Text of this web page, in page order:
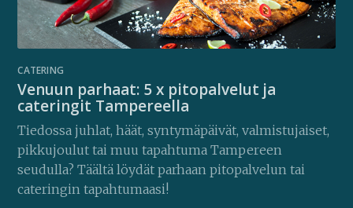
CATERING
Venuun parhaat: 5 x pitopalvelut ja
cateringit Tampereella
Tiedossa juhlat, häät, syntymäpäivät, valmistujaiset,
pikkujoulut tai muu tapahtuma Tampereen
seudulla? Täältä löydät parhaan pitopalvelun tai
cateringin tapahtumaasi!